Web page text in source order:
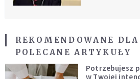
REKOMENDOWANE
POLECANE ARTYKUŁY
Potrzebujesz
w Twojej